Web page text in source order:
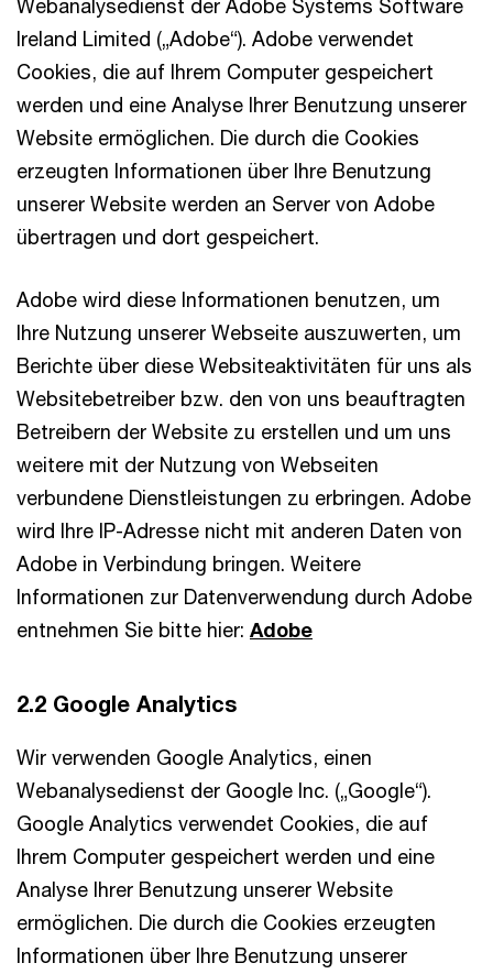
Webanalysedienst der Adobe Systems Software
Ireland Limited („Adobe“). Adobe verwendet
Cookies, die auf Ihrem Computer gespeichert
werden und eine Analyse Ihrer Benutzung unserer
Website ermöglichen. Die durch die Cookies
erzeugten Informationen über Ihre Benutzung
unserer Website werden an Server von Adobe
übertragen und dort gespeichert.
Adobe wird diese Informationen benutzen, um
Ihre Nutzung unserer Webseite auszuwerten, um
Berichte über diese Websiteaktivitäten für uns als
Websitebetreiber bzw. den von uns beauftragten
Betreibern der Website zu erstellen und um uns
weitere mit der Nutzung von Webseiten
verbundene Dienstleistungen zu erbringen. Adobe
wird Ihre IP-Adresse nicht mit anderen Daten von
Adobe in Verbindung bringen. Weitere
Informationen zur Datenverwendung durch Adobe
entnehmen Sie bitte hier: Adobe
2.2 Google Analytics
Wir verwenden Google Analytics, einen
Webanalysedienst der Google Inc. („Google“).
Google Analytics verwendet Cookies, die auf
Ihrem Computer gespeichert werden und eine
Analyse Ihrer Benutzung unserer Website
ermöglichen. Die durch die Cookies erzeugten
Informationen über Ihre Benutzung unserer